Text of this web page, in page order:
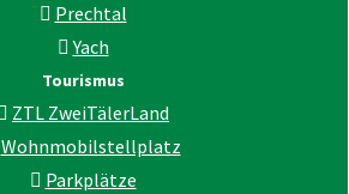
Prechtal
Yach
Tourismus
ZTL ZweiTälerLand
Wohnmobilstellplatz
Parkplätze